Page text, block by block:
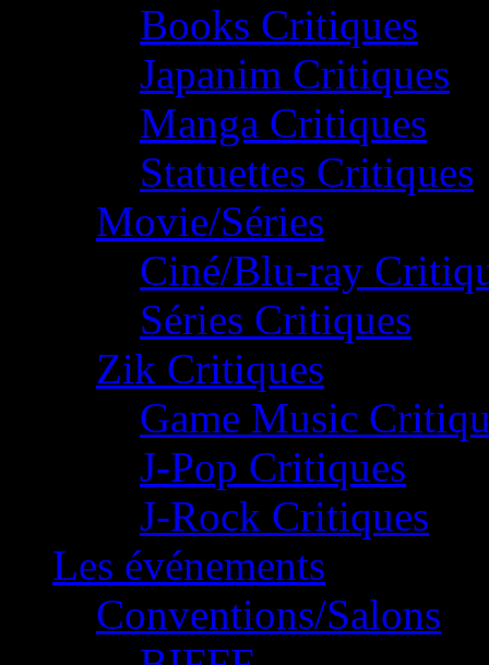
Books Critiques
Japanim Critiques
Manga Critiques
Statuettes Critiques
Movie/Séries
Ciné/Blu-ray
Séries Critiques
Zik Critiques
Game Music
J-Pop Critiques
J-Rock Critiques
Les événements
Conventions/Salons